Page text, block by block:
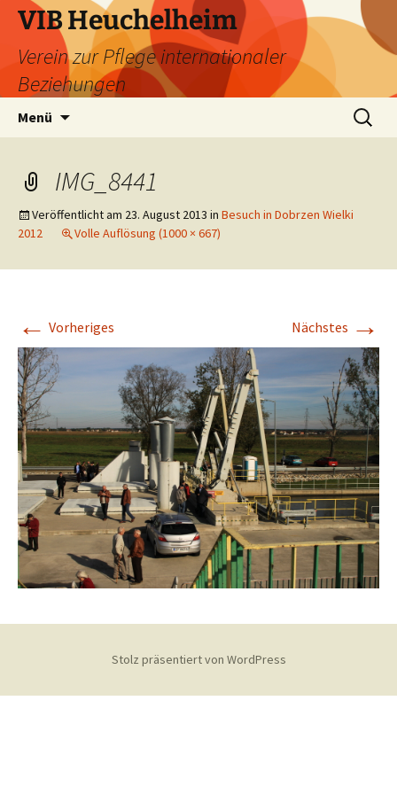
Zum
Inhalt
springen
VIB Heuchelheim
Verein zur Pflege internationaler
Beziehungen
Menü
Suchen
nach:
IMG_8441
Veröffentlicht am 23. August 2013 in Besuch in Dobrzen Wielki
2012
Volle Auflösung (1000 × 667)
← Vorheriges Nächstes →
Stolz präsentiert von WordPress